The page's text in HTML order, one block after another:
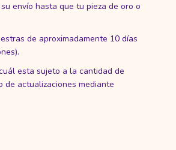
envío hasta que tu pieza de oro o
de aproximadamente 10 días
esta sujeto a la cantidad de
actualizaciones mediante